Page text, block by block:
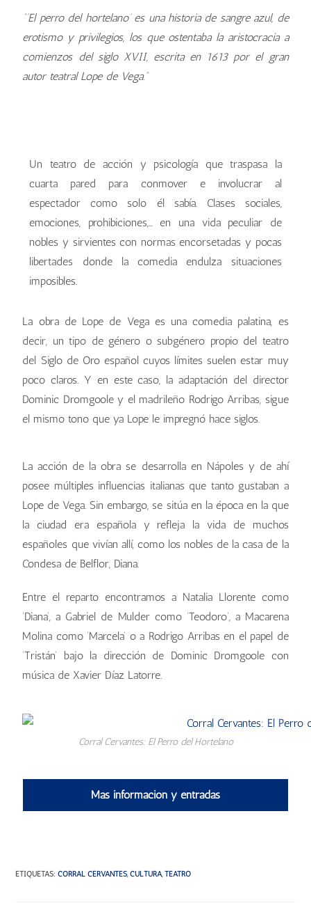
“’El perro del hortelano’ es una historia de sangre azul, de
erotismo y privilegios, los que ostentaba la aristocracia a
comienzos del siglo XVII, escrita en 1613 por el gran
autor teatral Lope de Vega.”
Un teatro de acción y psicología que traspasa la
cuarta pared para conmover e involucrar al
espectador como solo él sabía. Clases sociales,
emociones, prohibiciones,… en una vida peculiar de
nobles y sirvientes con normas encorsetadas y pocas
libertades donde la comedia endulza situaciones
imposibles.
La obra de Lope de Vega es una comedia palatina, es
decir, un tipo de género o subgénero propio del teatro
del Siglo de Oro español cuyos límites suelen estar muy
poco claros. Y en este caso, la adaptación del director
Dominic Dromgoole y el madrileño Rodrigo Arribas, sigue
el mismo tono que ya Lope le impregnó hace siglos.
La acción de la obra se desarrolla en Nápoles y de ahí
posee múltiples influencias italianas que tanto gustaban a
Lope de Vega. Sin embargo, se sitúa en la época en la que
la ciudad era española y refleja la vida de muchos
españoles que vivían allí, como los nobles de la casa de la
Condesa de Belflor, Diana.
Entre el reparto encontramos a Natalia Llorente como
‘Diana’, a Gabriel de Mulder como ‘Teodoro’, a Macarena
Molina como ‘Marcela’ o a Rodrigo Arribas en el papel de
‘Tristán’ bajo la dirección de Dominic Dromgoole con
música de Xavier Díaz Latorre.
Corral Cervantes: El Perro del Hortelano
Más información y entradas
ETIQUETAS:CORRAL CERVANTES, CULTURA, TEATRO